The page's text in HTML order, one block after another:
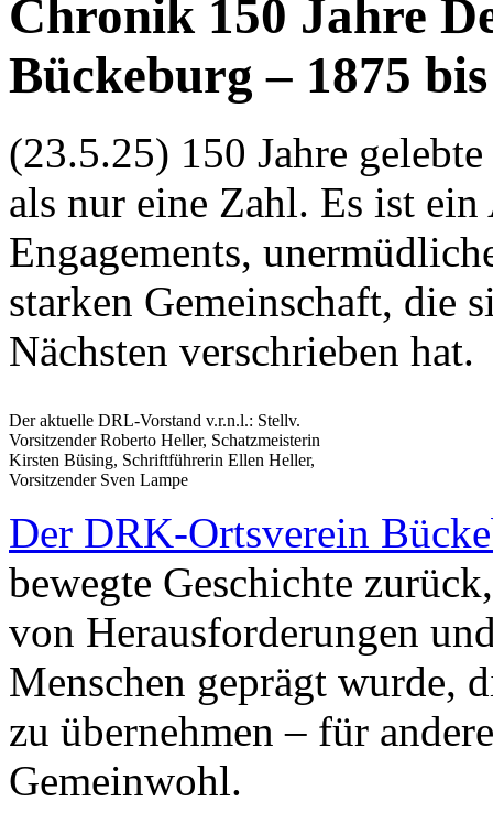
Chronik 150 Jahre
Bückeburg – 1875
(23.5.25) 150 Jahre
als nur eine Zahl. Es ist
Engagements,
starken Gemeinschaft, die
Nächsten verschrieben hat.
Der aktuelle DRL-Vorstand v.r.n.l.: Stellv.
Vorsitzender Roberto Heller, Schatzmeisterin
Kirsten Büsing, Schriftführerin Ellen Heller,
Vorsitzender Sven Lampe
Der DRK-Ortsverein
bewegte Geschichte
von Herausforderungen
Menschen geprägt wurde,
zu übernehmen – für
Gemeinwohl.